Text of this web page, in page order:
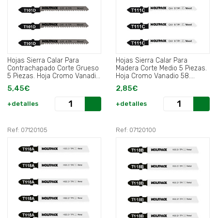
Hojas Sierra Calar Para
Contrachapado Corte Grueso
5 Piezas. Hoja Cromo Vanadio
58. Vastago T Universal.
5,45€
+detalles
Hojas Sierra Calar Para
Madera Corte Medio 5 Piezas.
Hoja Cromo Vanadio 58.
Vastago T Universal.
2,85€
+detalles
Ref: 07120105 Ref: 07120100